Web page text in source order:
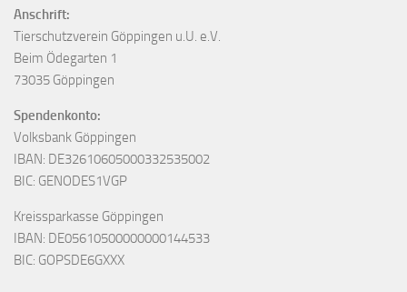
Anschrift:
Tierschutzverein Göppingen u.U. e.V.
Beim Ödegarten 1
73035 Göppingen
Spendenkonto:
Volksbank Göppingen
IBAN: DE32610605000332535002
BIC: GENODES1VGP
Kreissparkasse Göppingen
IBAN: DE05610500000000144533
BIC: GOPSDE6GXXX